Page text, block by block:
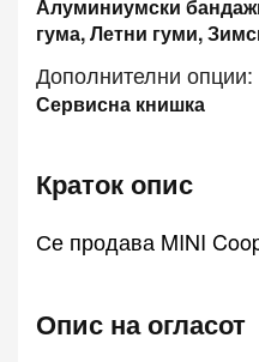
Алуминиумски
гума, Летни гуми,
Дополнителни опции:
Сервисна книшка
Краток опис
Се продава MINI
Опис на огласот